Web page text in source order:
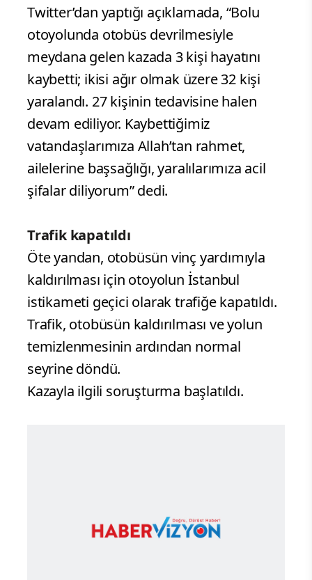
Twitter’dan yaptığı açıklamada, “Bolu
otoyolunda otobüs devrilmesiyle
meydana gelen kazada 3 kişi hayatını
kaybetti; ikisi ağır olmak üzere 32 kişi
yaralandı. 27 kişinin tedavisine halen
devam ediliyor. Kaybettiğimiz
vatandaşlarımıza Allah’tan rahmet,
ailelerine başsağlığı, yaralılarımıza acil
şifalar diliyorum” dedi.
Trafik kapatıldı
Öte yandan, otobüsün vinç yardımıyla
kaldırılması için otoyolun İstanbul
istikameti geçici olarak trafiğe kapatıldı.
Trafik, otobüsün kaldırılması ve yolun
temizlenmesinin ardından normal
seyrine döndü.
Kazayla ilgili soruşturma başlatıldı.